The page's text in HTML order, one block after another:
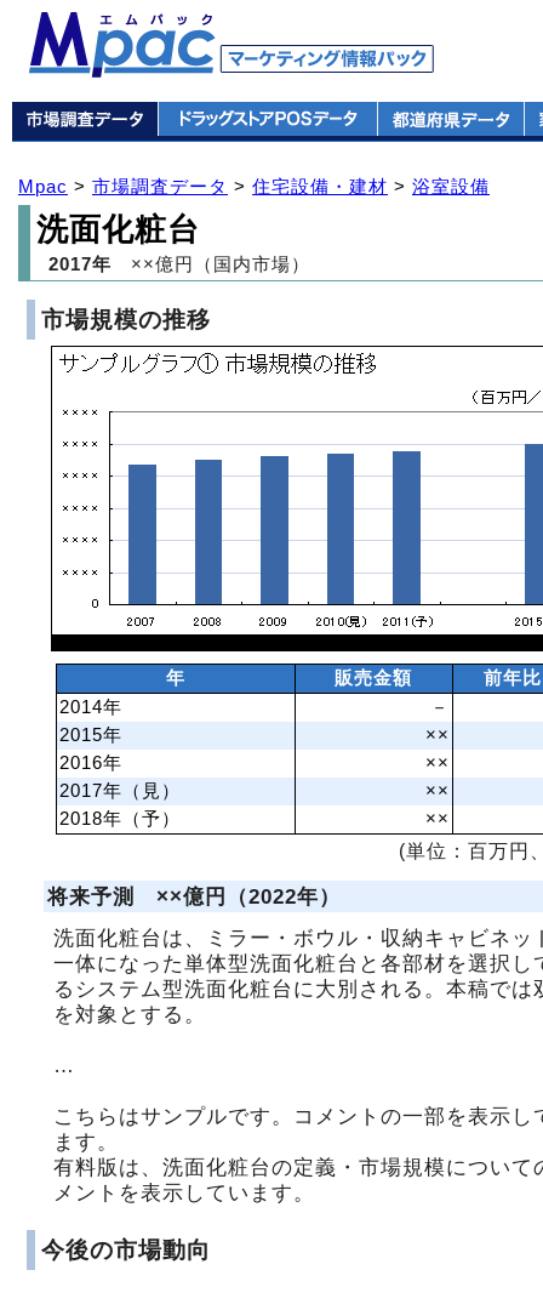
Mpac > 市場調査データ > 住宅設備・建材 > 浴室設備
洗面化粧台
2017年 ××億円（国内市場）
市場規模の推移
年 販売金額
前年比
2014年
－
2015年
××
2016年
××
2017年（見）
××
2018年（予）
××
(単位：百万円
将来予測 ××億円（2022年）
洗面化粧台は、ミラー・ボウル・収納キャビネッ
一体になった単体型洗面化粧台と各部材を選択し
るシステム型洗面化粧台に大別される。本稿では
を対象とする。
…
こちらはサンプルです。コメントの一部を表示し
ます。
有料版は、洗面化粧台の定義・市場規模について
メントを表示しています。
今後の市場動向